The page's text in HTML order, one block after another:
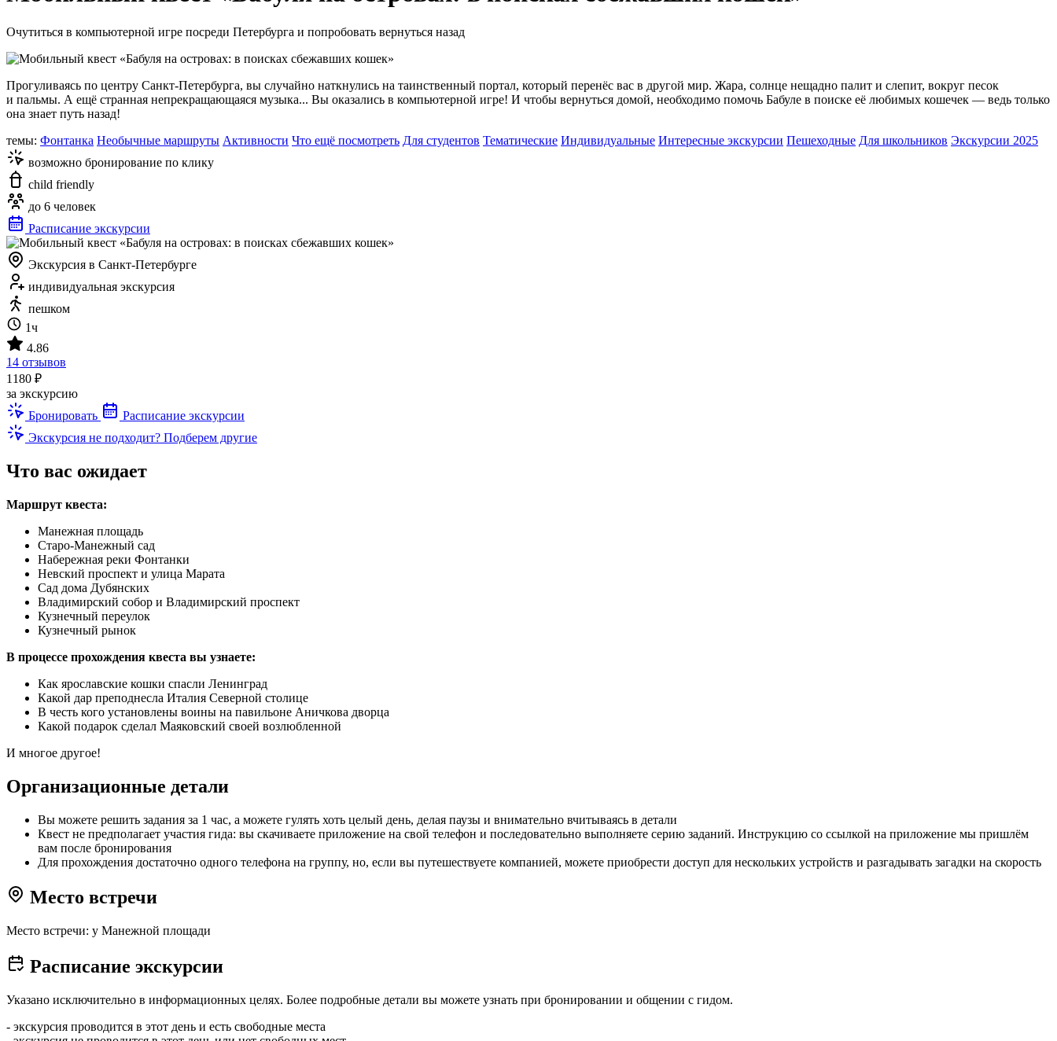
Очутиться в компьютерной игре посреди Петербурга и попробовать вернуться назад
Прогуливаясь по центру Санкт-Петербурга, вы случайно наткнулись на таинственный портал, который перенёс вас в другой мир. Жара, солнце нещадно палит и слепит, вокруг песок
и пальмы. А ещё странная непрекращающаяся музыка... Вы оказались в компьютерной игре! И чтобы вернуться домой, необходимо помочь Бабуле в поиске её любимых кошечек — ведь только
она знает путь назад!
темы: Фонтанка Необычные маршруты Активности Что ещё посмотреть Для студентов Тематические Индивидуальные Интересные экскурсии Пешеходные Для школьников Экскурсии 2025
возможно бронирование по клику
child friendly
до 6 человек
Расписание экскурсии
Экскурсия в Санкт-Петербурге
индивидуальная экскурсия
пешком
1ч
4.86
14 отзывов
1180 ₽
за экскурсию
Бронировать
Расписание экскурсии
Экскурсия не подходит? Подберем другие
Что вас ожидает
Маршрут квеста:
Манежная площадь
Старо-Манежный сад
Набережная реки Фонтанки
Невский проспект и улица Марата
Сад дома Дубянских
Владимирский собор и Владимирский проспект
Кузнечный переулок
Кузнечный рынок
В процессе прохождения квеста вы узнаете:
Как ярославские кошки спасли Ленинград
Какой дар преподнесла Италия Северной столице
В честь кого установлены воины на павильоне Аничкова дворца
Какой подарок сделал Маяковский своей возлюбленной
И многое другое!
Организационные детали
Вы можете решить задания за 1 час, а можете гулять хоть целый день, делая паузы и внимательно вчитываясь в детали
Квест не предполагает участия гида: вы скачиваете приложение на свой телефон и последовательно выполняете серию заданий. Инструкцию со ссылкой на приложение мы пришлём
вам после бронирования
Для прохождения достаточно одного телефона на группу, но, если вы путешествуете компанией, можете приобрести доступ для нескольких устройств и разгадывать загадки на скорость
Место встречи
Место встречи: у Манежной площади
Расписание экскурсии
Указано исключительно в информационных целях. Более подробные детали вы можете узнать при бронировании и общении с гидом.
- экскурсия проводится в этот день и есть свободные места